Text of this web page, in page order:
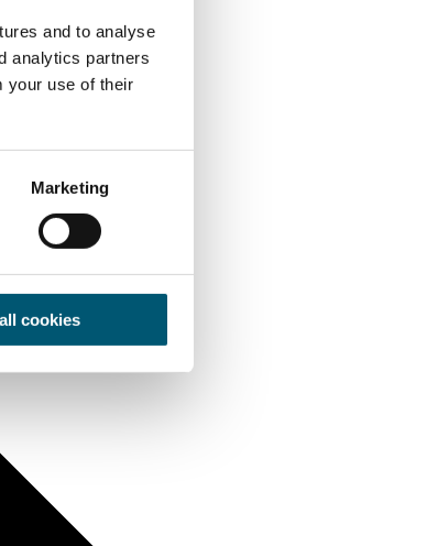
and to analyse
analytics partners
your use of their
Marketing
cookies